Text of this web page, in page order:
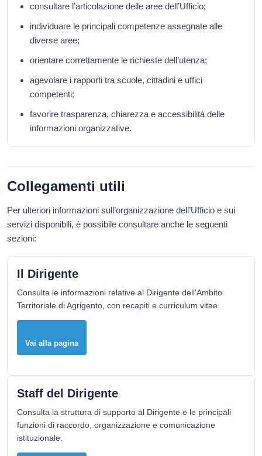
consultare l’articolazione delle aree dell’Ufficio;
individuare le principali competenze assegnate alle
diverse aree;
orientare correttamente le richieste dell’utenza;
agevolare i rapporti tra scuole, cittadini e uffici
competenti;
favorire trasparenza, chiarezza e accessibilità delle
informazioni organizzative.
Collegamenti utili
Per ulteriori informazioni sull’organizzazione dell’Ufficio e sui
servizi disponibili, è possibile consultare anche le seguenti
sezioni:
Il Dirigente
Consulta le informazioni relative al Dirigente dell’Ambito
Territoriale di Agrigento, con recapiti e curriculum vitae.
Vai alla pagina
Staff del Dirigente
Consulta la struttura di supporto al Dirigente e le principali
funzioni di raccordo, organizzazione e comunicazione
istituzionale.